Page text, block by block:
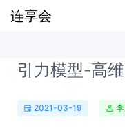
连享会
引力模型-高
2021-03-19